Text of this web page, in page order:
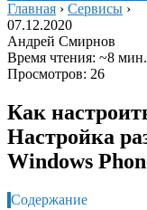
Главная › Сервисы ›
07.12.2020
Андрей Смирнов
Время чтения: ~8 мин.
Просмотров: 26
Как
Настройка
Windows
Содержание